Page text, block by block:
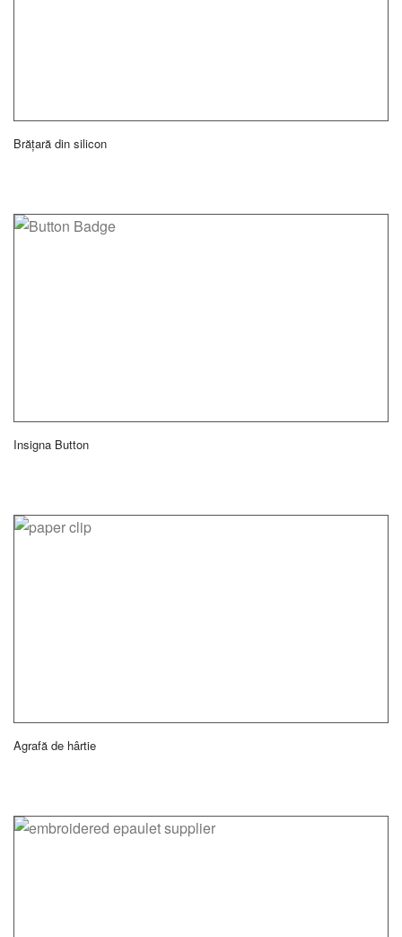
Brățară din silicon
Insigna Button
Agrafă de hârtie